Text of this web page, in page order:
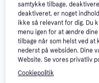
Sony PS5 DualSense
Wireless Controller –
Midnight Black
Trådløs Gamepad til PC, iOS,
Android, PlayStation 5, Mac,
Mobiltelefon
samtykke tilbage,
deaktiveret, er noget
ikke så relevant for dig. Du
menu igen for at ændre
tilbage når som helst ved
nederst på websiden. Dine
Website. Se vores privatliv
Cookiepolitik